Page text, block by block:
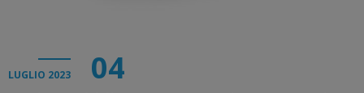
LUGLIO 2023 04